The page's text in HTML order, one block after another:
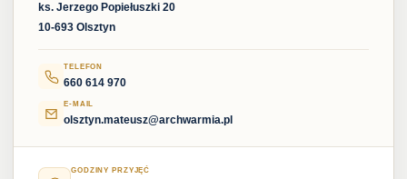
ks. Jerzego Popiełuszki 20
10-693 Olsztyn
TELEFON
660 614 970
E-MAIL
olsztyn.mateusz@archwarmia.pl
GODZINY PRZYJĘĆ